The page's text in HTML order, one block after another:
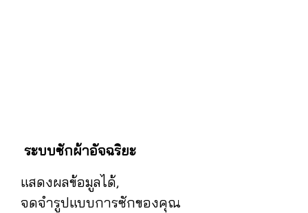
ระบบซักผ้าอัจฉริยะ
แสดงผลข้อมูลได้,
จดจำรูปแบบการซักของคุณ